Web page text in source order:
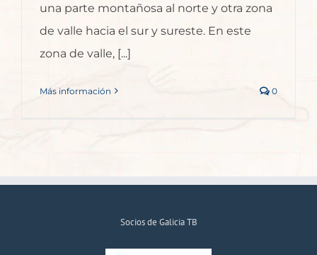
una parte montañosa al norte y otra zona
de valle hacia el sur y sureste. En este
zona de valle, [...]
Más información 0
Socios de Galicia TB